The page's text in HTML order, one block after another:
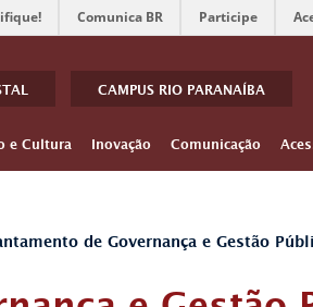
Comunica BR Participe
CAMPUS RIO PARANAÍBA
e Cultura Inovação Comunicação
de Governança e Gestão